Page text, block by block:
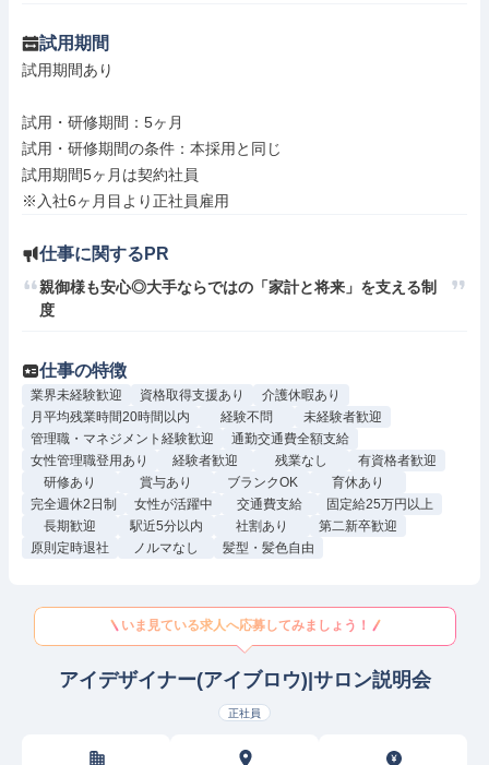
試用期間
試用期間あり
試用・研修期間：5ヶ月
試用・研修期間の条件：本採用と同じ
試用期間5ヶ月は契約社員
仕事に関するPR
親御様も安心◎大手ならではの「家計と将来」を支える制
度
仕事の特徴
業界未経験歓迎 資格取得支援あり
介護休暇あり
月平均残業時間20時間以内
経験不問
未経験者歓迎
管理職・マネジメント経験歓迎
通勤交通費全額支給
女性管理職登用あり
経験者歓迎 残業なし
有資格者歓迎
研修あり
賞与あり ブランクOK
育休あり
完全週休2日制
女性が活躍中 交通費支給
固定給25万円以上
長期歓迎
駅近5分以内 社割あり
第二新卒歓迎
原則定時退社
ノルマなし 髪型・髪色自由
いま見ている求人へ応募してみましょう！
アイデザイナー(アイブロウ)|サロン説明会
正社員